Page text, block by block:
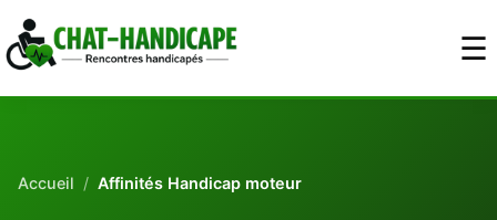
☰
Connexion
Accueil / Affinités Handicap moteur